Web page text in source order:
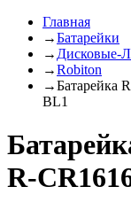
Главная
→Батарейки
→ Дисковые-
→Robiton
→Батарейка
BL1
R-